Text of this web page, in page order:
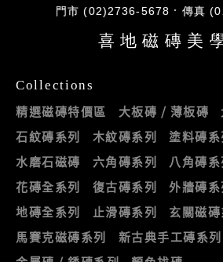
門市 (02)2736-5678 傳真
喜地磁磚美
Collections
精選磁磚特價區 大板磚 / 薄板磚
石紋磚系列
木紋磚系列 塗料磚系
水磨石磁磚
六角磚系列 八角磚系
花磚全系列
復古磚系列 外牆磚系
地磚全系列
止滑磚系列
玄關磁
馬賽克磁磚系列
新古典手工磚系列